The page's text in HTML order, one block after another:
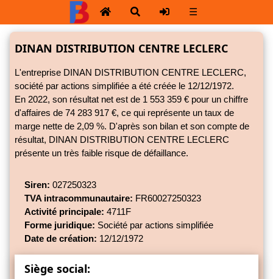
☰
DINAN DISTRIBUTION CENTRE LECLERC
L'entreprise DINAN DISTRIBUTION CENTRE LECLERC,
société par actions simplifiée a été créée le 12/12/1972.
En 2022, son résultat net est de 1 553 359 € pour un chiffre
d'affaires de 74 283 917 €, ce qui représente un taux de
marge nette de 2,09 %. D'après son bilan et son compte de
résultat, DINAN DISTRIBUTION CENTRE LECLERC
présente un très faible risque de défaillance.
Siren: 027250323
TVA intracommunautaire: FR60027250323
Activité principale: 4711F
Forme juridique: Société par actions simplifiée
Date de création: 12/12/1972
Siège social: